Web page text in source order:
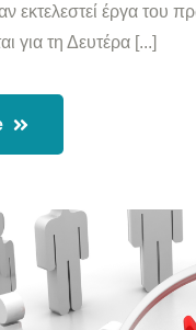
εκτελεστεί έργα
για τη Δευτέρα [...]